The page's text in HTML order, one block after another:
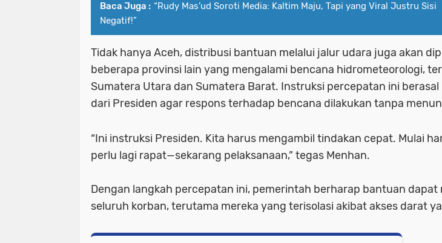
Baca Juga : “Rudy Mas’ud Soroti Media: Kaltim Maju, Tapi yang Viral Justru Sisi
Negatif!”
Tidak hanya Aceh, distribusi bantuan melalui jalur udara juga akan
beberapa provinsi lain yang mengalami bencana hidrometeorologi,
Sumatera Utara dan Sumatera Barat. Instruksi percepatan ini
dari Presiden agar respons terhadap bencana dilakukan tanpa
“Ini instruksi Presiden. Kita harus mengambil tindakan cepat. Mulai
perlu lagi rapat—sekarang pelaksanaan,” tegas Menhan.
Dengan langkah percepatan ini, pemerintah berharap bantuan dapat
seluruh korban, terutama mereka yang terisolasi akibat akses darat